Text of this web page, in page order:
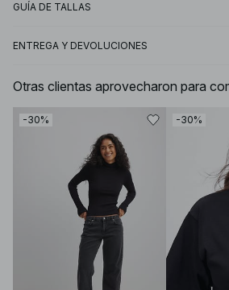
GUÍA DE TALLAS
ENTREGA Y DEVOLUCIONES
Otras clientas aprovecharon para
-30% -30%